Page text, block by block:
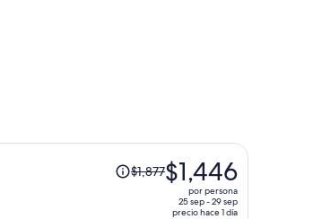
El
precio
$1,877$1,446
por persona
25 sep - 29 sep
precio hace 1 día